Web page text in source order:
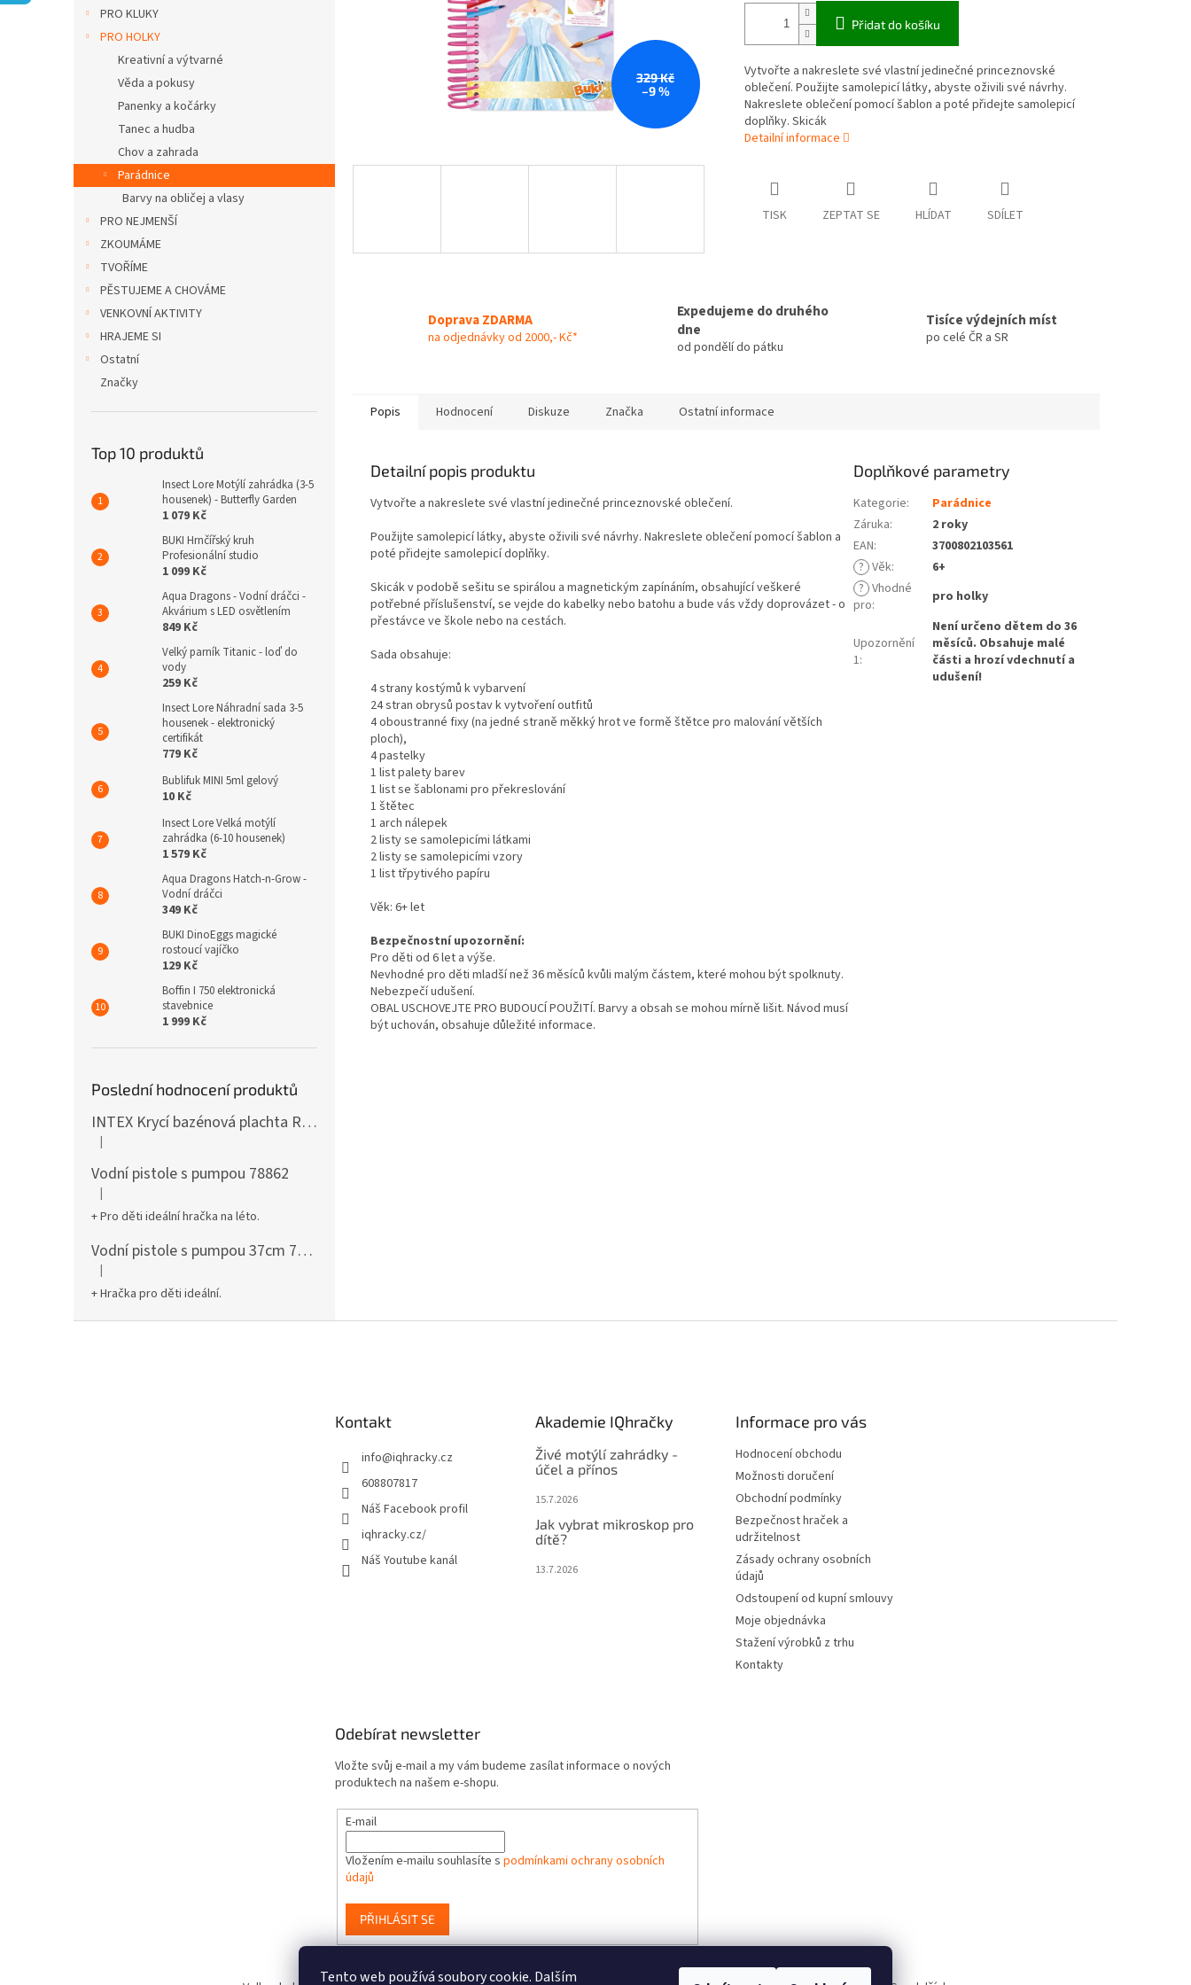
Tento web používá soubory cookie. Dalším
PRO KLUKY
PRO HOLKY
Kreativní a výtvarné
Věda a pokusy
Panenky a kočárky
Tanec a hudba
Chov a zahrada
Parádnice
Barvy na obličej a vlasy
PRO NEJMENŠÍ
ZKOUMÁME
TVOŘÍME
PĚSTUJEME A CHOVÁME
VENKOVNÍ AKTIVITY
HRAJEME SI
Ostatní
Značky
Top 10 produktů
Insect Lore Motýlí zahrádka (3-5
housenek) - Butterfly Garden
1 079 Kč
BUKI Hrnčířský kruh
Profesionální studio
1 099 Kč
Aqua Dragons - Vodní dráčci -
Akvárium s LED osvětlením
849 Kč
Velký parník Titanic - loď do
vody
259 Kč
Insect Lore Náhradní sada 3-5
housenek - elektronický
certifikát
779 Kč
Bublifuk MINI 5ml gelový
10 Kč
Insect Lore Velká motýlí
zahrádka (6-10 housenek)
1 579 Kč
Aqua Dragons Hatch-n-Grow -
Vodní dráčci
349 Kč
BUKI DinoEggs magické
rostoucí vajíčko
129 Kč
Boffin I 750 elektronická
stavebnice
1 999 Kč
Poslední hodnocení produktů
INTEX Krycí bazénová plachta Round 305cm 28030
Hodnocení produktu je 5 z 5 hvězdiček.
|
Vodní pistole s pumpou 78862
Hodnocení produktu je 5 z 5 hvězdiček.
|
+ Pro děti ideální hračka na léto.
Vodní pistole s pumpou 37cm 78961
Hodnocení produktu je 5 z 5 hvězdiček.
|
+ Hračka pro děti ideální.
329 Kč
–9 %
Přidat do košíku
Vytvořte a nakreslete své vlastní jedinečné princeznovské
oblečení. Použijte samolepicí látky, abyste oživili své návrhy.
Nakreslete oblečení pomocí šablon a poté přidejte samolepicí
doplňky. Skicák
Detailní informace
TISK ZEPTAT SE HLÍDAT SDÍLET
Doprava ZDARMA
na odjednávky od 2000,- Kč*
Expedujeme do druhého
dne
od pondělí do pátku
Tisíce výdejních míst
po celé ČR a SR
Popis Hodnocení Diskuze Značka Ostatní informace
Detailní popis produktu
Vytvořte a nakreslete své vlastní jedinečné princeznovské oblečení.
Použijte samolepicí látky, abyste oživili své návrhy. Nakreslete oblečení pomocí šablon a
poté přidejte samolepicí doplňky.
Skicák v podobě sešitu se spirálou a magnetickým zapínáním, obsahující veškeré
potřebné příslušenství, se vejde do kabelky nebo batohu a bude vás vždy doprovázet - o
přestávce ve škole nebo na cestách.
Sada obsahuje:
4 strany kostýmů k vybarvení
24 stran obrysů postav k vytvoření outfitů
4 oboustranné fixy (na jedné straně měkký hrot ve formě štětce pro malování větších
ploch),
4 pastelky
1 list palety barev
1 list se šablonami pro překreslování
1 štětec
1 arch nálepek
2 listy se samolepicími látkami
2 listy se samolepicími vzory
1 list třpytivého papíru
Věk: 6+ let
Bezpečnostní upozornění:
Pro děti od 6 let a výše.
Nevhodné pro děti mladší než 36 měsíců kvůli malým částem, které mohou být spolknuty.
Nebezpečí udušení.
OBAL USCHOVEJTE PRO BUDOUCÍ POUŽITÍ. Barvy a obsah se mohou mírně lišit. Návod musí
být uchován, obsahuje důležité informace.
Doplňkové parametry
Kategorie:
Parádnice
Záruka:
2 roky
EAN:
3700802103561
? Věk:
6+
? Vhodné
pro: pro holky
Upozornění
1:
Není určeno dětem do 36
měsíců. Obsahuje malé
části a hrozí vdechnutí a
udušení!
Kontakt
info@iqhracky.cz
608807817
Náš Facebook profil
iqhracky.cz/
Náš Youtube kanál
Akademie IQhračky
Živé motýlí zahrádky -
účel a přínos
15.7.2026
Jak vybrat mikroskop pro
dítě?
13.7.2026
Informace pro vás
Hodnocení obchodu
Možnosti doručení
Obchodní podmínky
Bezpečnost hraček a
udržitelnost
Zásady ochrany osobních
údajů
Odstoupení od kupní smlouvy
Moje objednávka
Stažení výrobků z trhu
Kontakty
Odebírat newsletter
Vložte svůj e-mail a my vám budeme zasílat informace o nových
produktech na našem e-shopu.
E-mail
Vložením e-mailu souhlasíte s podmínkami ochrany osobních
údajů
PŘIHLÁSIT SE